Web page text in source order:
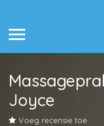
Joyce
Voeg recensie toe